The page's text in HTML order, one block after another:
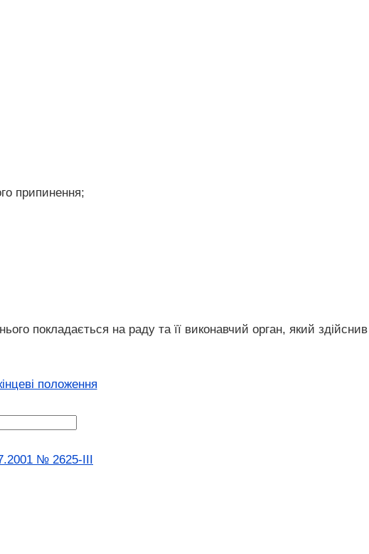
припинення;
покладається на раду та її виконавчий орган, який здійснив
положення
№ 2625-III